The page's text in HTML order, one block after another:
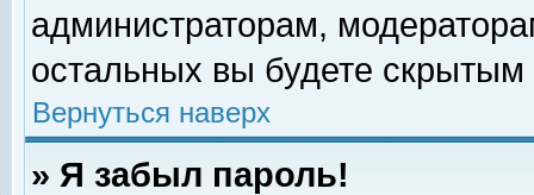
администраторам,
остальных вы будете скрытым
Вернуться наверх
» Я забыл пароль!